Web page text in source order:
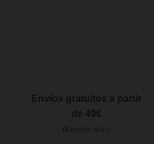
Envíos gratuitos a partir
de 49€
(Excepto Islas)